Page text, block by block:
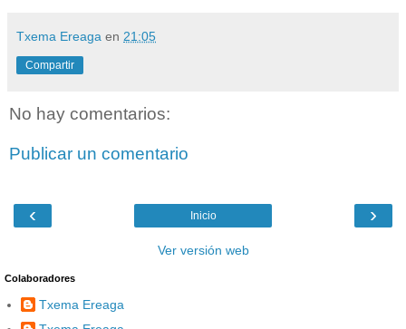
Txema Ereaga en 21:05
Compartir
No hay comentarios:
Publicar un comentario
‹ ›
Inicio
Ver versión web
Colaboradores
Txema Ereaga